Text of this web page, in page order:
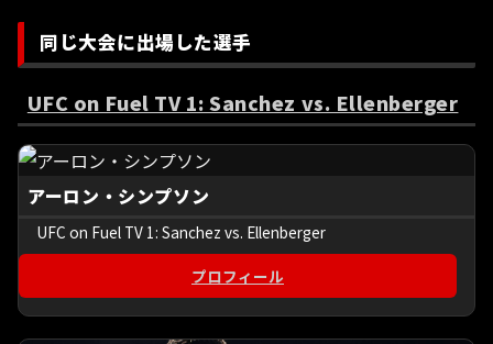
同じ大会に出場した選手
UFC on Fuel TV 1: Sanchez vs. Ellenberger
アーロン・シンプソン
UFC on Fuel TV 1: Sanchez vs. Ellenberger
プロフィール